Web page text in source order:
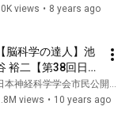
views • 8 years ago
【脳科学の達人】池
裕二【第38回日本
経科学大会 市民公
講座】
views • 10 years ago